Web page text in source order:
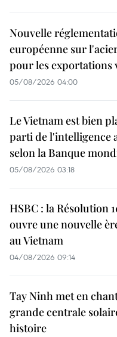
Nouvelle
européenne sur
pour les exportations
05/08/2026 04:00
Le Vietnam est bien
parti de l'intelligence
selon la Banque
05/08/2026 03:18
HSBC : la Résolution
ouvre une nouvelle
au Vietnam
04/08/2026 09:14
Tay Ninh met en
grande centrale
histoire